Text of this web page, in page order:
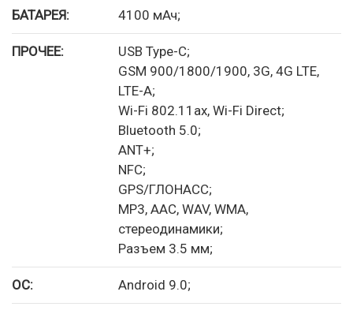
БАТАРЕЯ: 4100 мАч;
ПРОЧЕЕ:
USB Type-C;
GSM 900/1800/1900, 3G, 4G LTE,
LTE-A;
Wi-Fi 802.11ax, Wi-Fi Direct;
Bluetooth 5.0;
ANT+;
NFC;
GPS/ГЛОНАСС;
MP3, AAC, WAV, WMA,
стереодинамики;
Разъем 3.5 мм;
ОС: Android 9.0;